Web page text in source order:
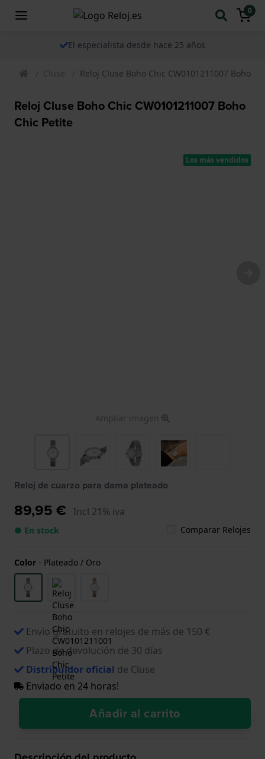
0
El especialista desde hace 25 años
Cluse Reloj Cluse Boho Chic CW0101211007 Boho
Reloj Cluse Boho Chic CW0101211007 Boho
Chic Petite
Los más vendidos
Ampliar imagen
Reloj de cuarzo para dama plateado
89,95 € Incl 21% iva
● En stock Comparar Relojes
Color - Plateado / Oro
Envío gratuito en relojes de más de 150 €
Plazo de devolución de 30 días
Distribuidor oficial de Cluse
Enviado en 24 horas!
Añadir al carrito